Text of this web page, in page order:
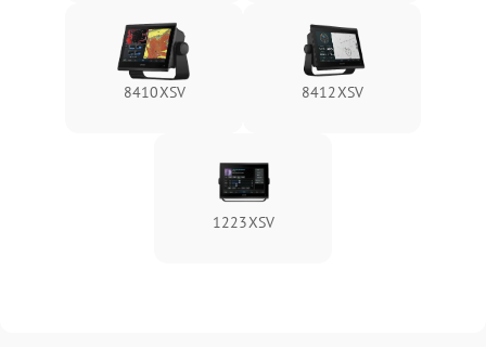
8410XSV 8412XSV
1223XSV